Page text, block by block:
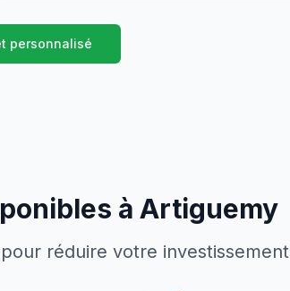
personnalisé
à Artiguemy
réduire votre investissement